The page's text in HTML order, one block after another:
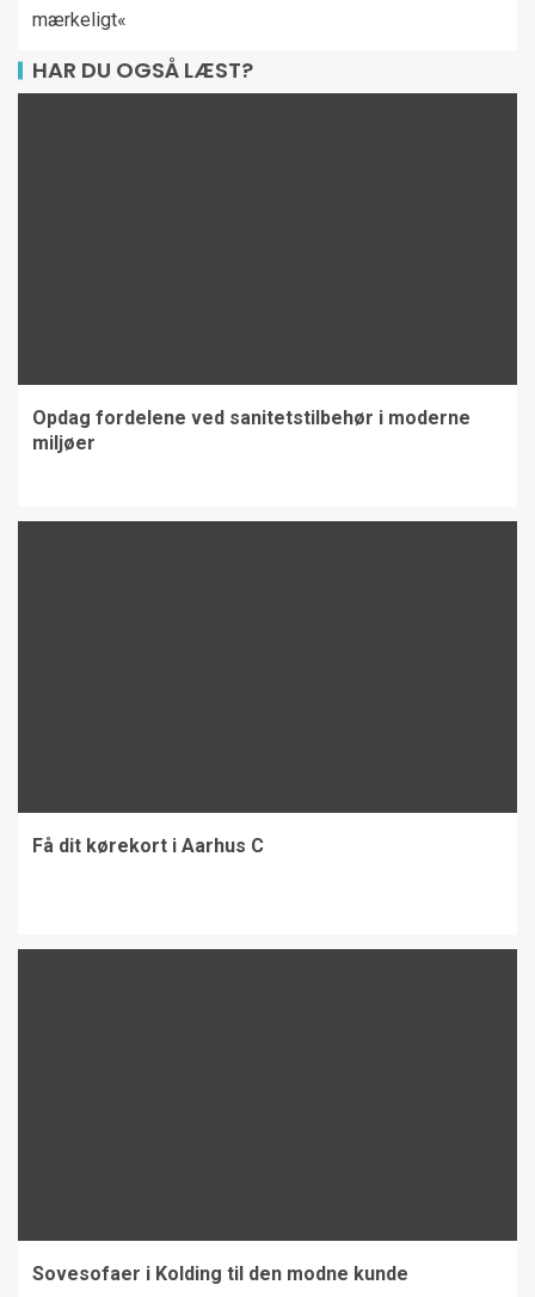
mærkeligt«
HAR DU OGSÅ LÆST?
Opdag fordelene ved sanitetstilbehør i moderne
miljøer
Få dit kørekort i Aarhus C
Sovesofaer i Kolding til den modne kunde